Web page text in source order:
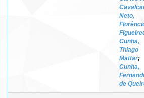
Neto,
Cunha,
Thiago
Mattar;
Cunha,
de